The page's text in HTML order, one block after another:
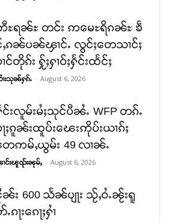
ႊရၼ်ႊ တင်း ဢမေႊရိၵၼ်ႊ ၶဵ
ႇၵၼ်ပၼ်ၾၢင်ႉ လွင်ႈတေသၢင်ႈ
ၢင်တိုၵ်း ႁႂ်ႈႁၢဝ်ႈႁႅင်းထႅင်ႈ
းသုၼ်ႁၵ်ႉ - August 6, 2026
င်းလူမ်းမႆႈသုင်ပီၼႆႉ WFP တၵ်ႉ
ႃႈၵူၼ်းထူပ်းၽေးဢိုပ်းယၢၵ်ႈ
ေဢမ်ႇယွမ်း 49 လၢၼ်ႉ
င်းၽူၺ်းၼုမ်ႇ - August 6, 2026
ၼ်း 600 သႅၼ်ပျႃး သႂ်ႇဝႆႉၼႂ်းရူ
ၵႃးၵေႃႈႁၢႆ